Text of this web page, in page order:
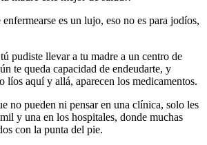
es un lujo, eso no es para jodíos,
pudiste llevar a tu madre a un centro de
te queda capacidad de endeudarte, y
líos aquí y allá, aparecen los medicamentos.
no pueden ni pensar en una clínica, solo les
y una en los hospitales, donde muchas
con la punta del pie.